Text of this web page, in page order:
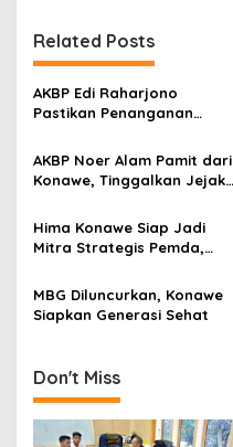
g
a
s
i
p
o
s
Related Posts
AKBP Edi Raharjono
Pastikan Penanganan
Tetap Berjalan
AKBP Noer Alam Pamit dari
Konawe, Tinggalkan Jejak
Mendalam di Hati
Masyarakat
Hima Konawe Siap Jadi
Mitra Strategis Pemda,
Sektor Pertanian
MBG Diluncurkan, Konawe
Siapkan Generasi Sehat
Don't Miss